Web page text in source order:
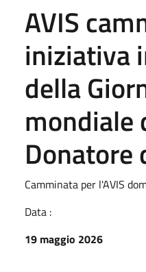
AVIS
iniziativa
della
mondiale
Donatore
Camminata per l'AVIS
Data :
19 maggio 2026